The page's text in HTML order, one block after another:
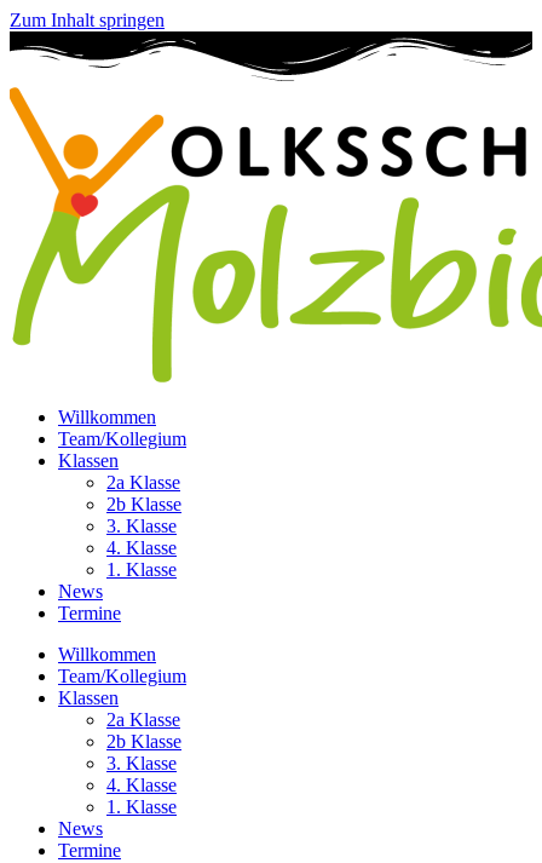
Zum Inhalt springen
Willkommen
Team/Kollegium
Klassen
2a Klasse
2b Klasse
3. Klasse
4. Klasse
1. Klasse
News
Termine
Willkommen
Team/Kollegium
Klassen
2a Klasse
2b Klasse
3. Klasse
4. Klasse
1. Klasse
News
Termine